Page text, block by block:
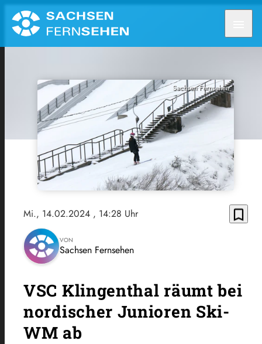
Sachsen Fernsehen
Mi., 14.02.2024 , 14:28 Uhr bookmark_border
VON
Sachsen Fernsehen
VSC Klingenthal räumt bei
nordischer Junioren Ski-
WM ab